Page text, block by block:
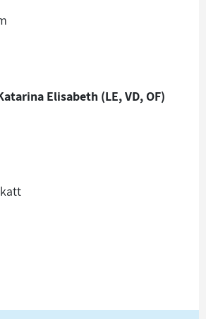
Elisabeth (LE, VD, OF)